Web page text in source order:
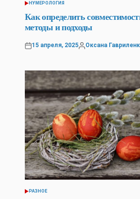
POSTED
IN
НУМЕРОЛОГИЯ
Как определить
методы и подходы
Posted
15 апреля, 2025
Posted
Оксана
POSTED
РАЗНОЕ